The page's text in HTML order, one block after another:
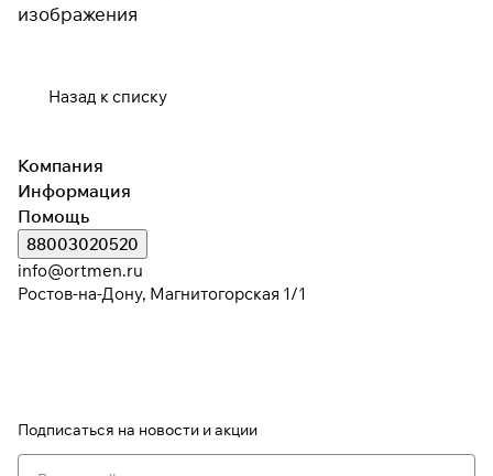
изображения
Назад к списку
Компания
Информация
Помощь
88003020520
info@ortmen.ru
Ростов-на-Дону, Магнитогорская 1/1
Подписаться на новости и акции